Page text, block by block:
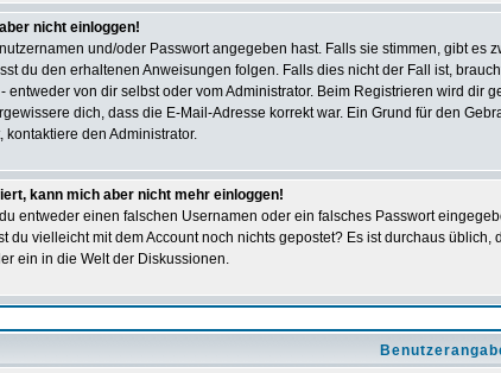
nicht einloggen!
und/oder Passwort angegeben hast. Falls sie stimmen, gibt
du den erhaltenen Anweisungen folgen. Falls dies nicht der Fall ist,
entweder von dir selbst oder vom Administrator. Beim Registrieren wird
dich, dass die E-Mail-Adresse korrekt war. Ein Grund für den
den Administrator.
kann mich aber nicht mehr einloggen!
entweder einen falschen Usernamen oder ein falsches Passwort
du vielleicht mit dem Account noch nichts gepostet? Es ist durchaus
ein in die Welt der Diskussionen.